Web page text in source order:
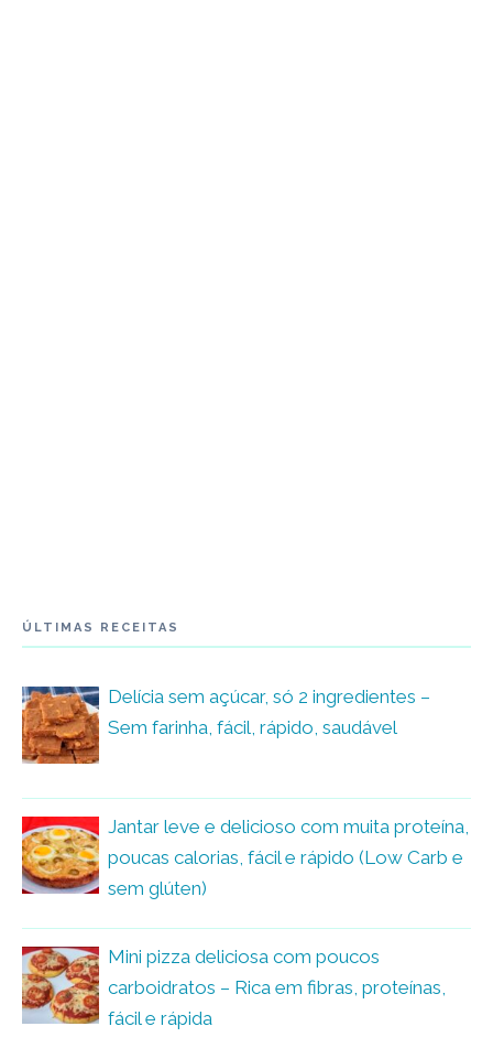
ÚLTIMAS RECEITAS
Delícia sem açúcar, só 2 ingredientes –
Sem farinha, fácil, rápido, saudável
Jantar leve e delicioso com muita proteína,
poucas calorias, fácil e rápido (Low Carb e
sem glúten)
Mini pizza deliciosa com poucos
carboidratos – Rica em fibras, proteínas,
fácil e rápida